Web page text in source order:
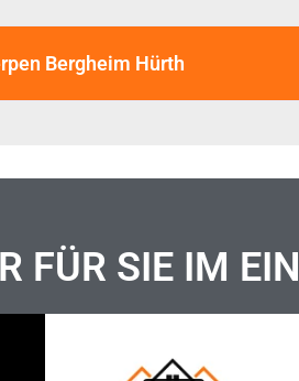
Bergheim Hürth
FÜR SIE IM